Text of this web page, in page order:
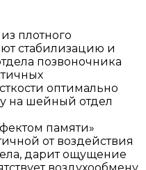
плотного
стабилизацию и
позвоночника
оптимально
на шейный отдел
памяти»
от воздействия
дарит ощущение